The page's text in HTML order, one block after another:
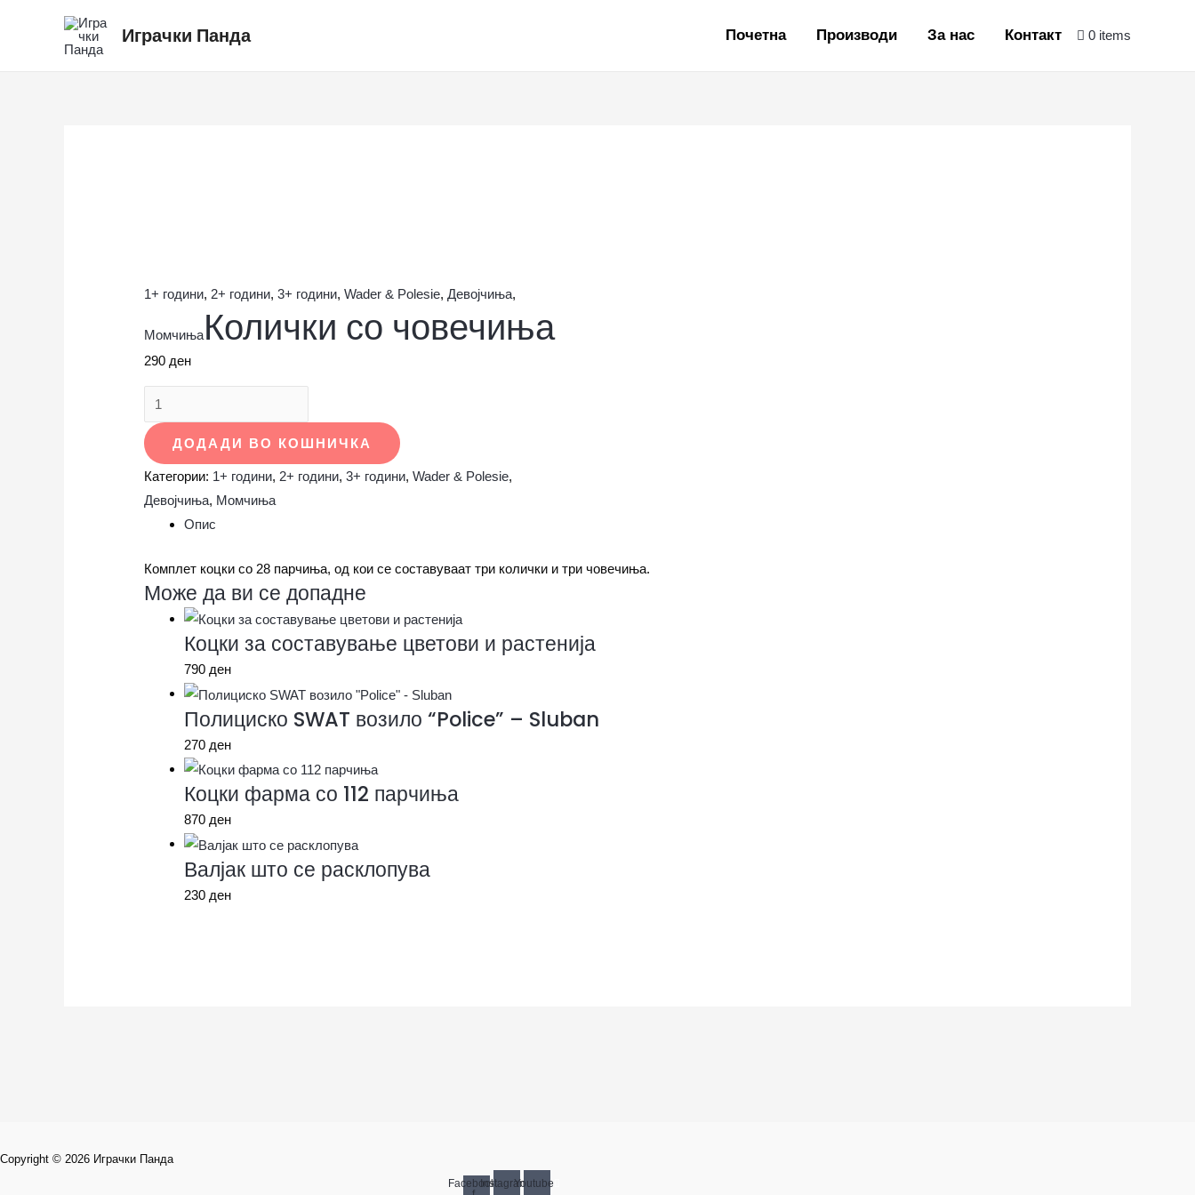
Играчки Панда Почетна Производи За нас Контакт 0 items
1+ години, 2+ години, 3+ години, Wader & Polesie, Девојчиња,
МомчињаКолички со човечиња
290 ден
со
ДОДАДИ ВО КОШНИЧКА
Категории: 1+ години, 2+ години, 3+ години, Wader & Polesie,
Девојчиња, Момчиња
Опис
Комплет коцки со 28 парчиња, од кои се составуваат три колички и три човечиња.
Може да ви се допадне
Коцки за составување цветови и растенија
790 ден
Полициско SWAT возило “Police” – Sluban
270 ден
Коцки фарма со 112 парчиња
870 ден
Валјак што се расклопува
230 ден
Copyright © 2026 Играчки Панда
Facebook-InstagramYoutube